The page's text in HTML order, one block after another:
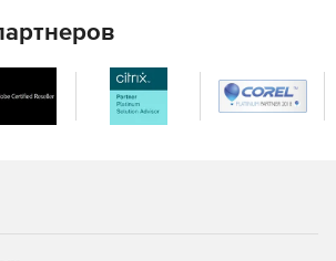
Active Directory (от устаревших